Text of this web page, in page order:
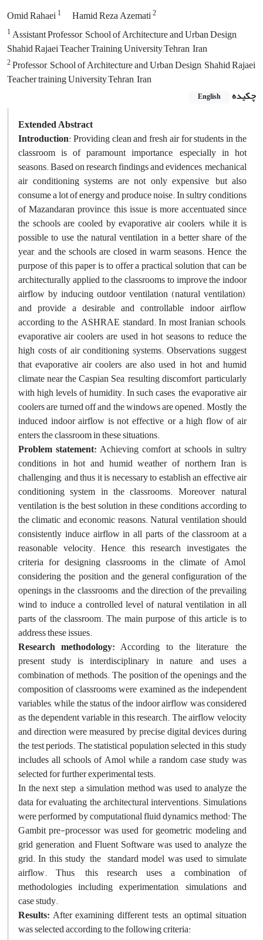
Omid Rahaei1 Hamid Reza Azemati2
1Assistant Professor, School of Architecture and Urban Design,
Shahid Rajaei Teacher Training University,Tehran, Iran
2Professor, School of Architecture and Urban Design, Shahid Rajaei
Teacher training University,Tehran, Iran
چکیده
English
Extended Abstract
Introduction: Providing clean and fresh air for students in the
classroom is of paramount importance, especially in hot
seasons. Based on research findings and evidences, mechanical
air conditioning systems are not only expensive, but also
consume a lot of energy and produce noise. In sultry conditions
of Mazandaran province, this issue is more accentuated since
the schools are cooled by evaporative air coolers, while it is
possible to use the natural ventilation in a better share of the
year, and the schools are closed in warm seasons. Hence, the
purpose of this paper is to offer a practical solution that can be
architecturally applied to the classrooms to improve the indoor
airflow by inducing outdoor ventilation (natural ventilation),
and provide a desirable and controllable indoor airflow
according to the ASHRAE standard. In most Iranian schools,
evaporative air coolers are used in hot seasons to reduce the
high costs of air conditioning systems. Observations suggest
that evaporative air coolers are also used in hot and humid
climate near the Caspian Sea, resulting discomfort, particularly
with high levels of humidity. In such cases, the evaporative air
coolers are turned off and the windows are opened. Mostly, the
induced indoor airflow is not effective, or a high flow of air
enters the classroom in these situations.
Problem statement: Achieving comfort at schools in sultry
conditions in hot and humid weather of northern Iran is
challenging, and thus it is necessary to establish an effective air
conditioning system in the classrooms. Moreover, natural
ventilation is the best solution in these conditions according to
the climatic and economic reasons. Natural ventilation should
consistently induce airflow in all parts of the classroom at a
reasonable velocity. Hence, this research investigates the
criteria for designing classrooms in the climate of Amol,
considering the position and the general configuration of the
openings in the classrooms, and the direction of the prevailing
wind to induce a controlled level of natural ventilation in all
parts of the classroom. The main purpose of this article is to
address these issues.
Research methodology:According to the literature, the
present study is interdisciplinary in nature, and uses a
combination of methods. The position of the openings and the
composition of classrooms were examined as the independent
variables, while the status of the indoor airflow was considered
as the dependent variable in this research. The airflow velocity
and direction were measured by precise digital devices during
the test periods. The statistical population selected in this study
includes all schools of Amol while a random case study was
selected for further experimental tests.
In the next step, a simulation method was used to analyze the
data for evaluating the architectural interventions. Simulations
were performed by computational fluid dynamics method: The
Gambit pre-processor was used for geometric modeling and
grid generation, and Fluent Software was used to analyze the
grid. In this study, the standard model was used to simulate
airflow. Thus, this research uses a combination of
methodologies including experimentation, simulations and
case study.
Results: After examining different tests, an optimal situation
was selected according to the following criteria: